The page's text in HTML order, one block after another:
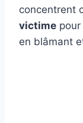
concentrent
victime
en blâmant